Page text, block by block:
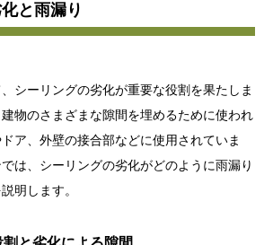
と雨漏り
シーリングの劣化が重要な役割を果たしま
物のさまざまな隙間を埋めるために使われ
ア、外壁の接合部などに使用されていま
は、シーリングの劣化がどのように雨漏り
明します。